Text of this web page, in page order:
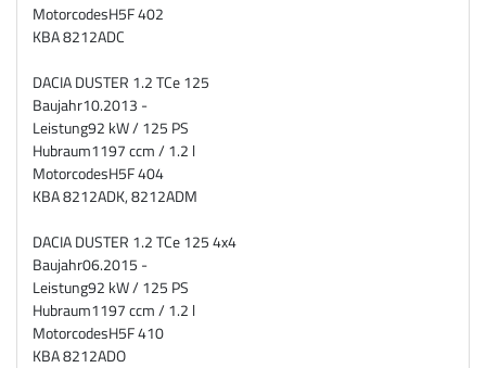
MotorcodesH5F 402
KBA8212ADC
DACIA DUSTER 1.2 TCe 125
Baujahr10.2013 -
Leistung92 kW / 125 PS
Hubraum1197 ccm / 1.2 l
MotorcodesH5F 404
KBA8212ADK, 8212ADM
DACIA DUSTER 1.2 TCe 125 4x4
Baujahr06.2015 -
Leistung92 kW / 125 PS
Hubraum1197 ccm / 1.2 l
MotorcodesH5F 410
KBA8212ADO